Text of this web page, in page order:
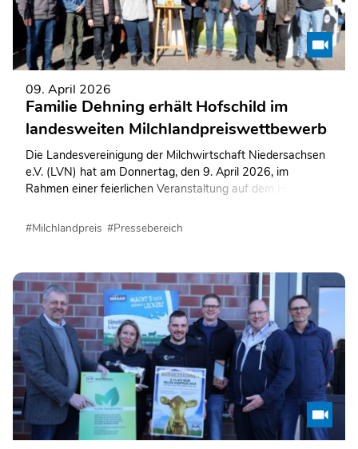
09. April 2026
Familie Dehning erhält Hofschild im
landesweiten Milchlandpreiswettbewerb
Die Landesvereinigung der Milchwirtschaft Niedersachsen
e.V. (LVN) hat am Donnertag, den 9. April 2026, im
Rahmen einer feierlichen Veranstaltung auf dem Hof der
und aufgehängt.
#Milchlandpreis #Pressebereich